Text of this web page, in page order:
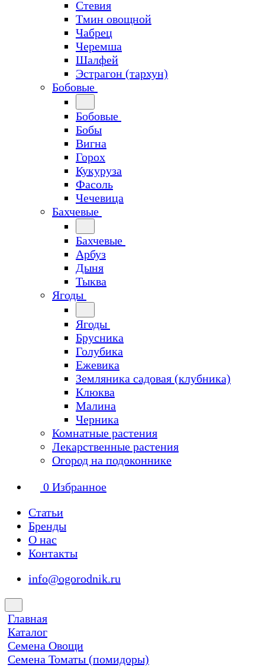
Стевия
Тмин овощной
Чабрец
Черемша
Шалфей
Эстрагон (тархун)
Бобовые
Бобовые
Бобы
Вигна
Горох
Кукуруза
Фасоль
Чечевица
Бахчевые
Бахчевые
Арбуз
Дыня
Тыква
Ягоды
Ягоды
Брусника
Голубика
Ежевика
Земляника садовая (клубника)
Клюква
Малина
Черника
Комнатные растения
Лекарственные растения
Огород на подоконнике
0 Избранное
Статьи
Бренды
О нас
Контакты
info@ogorodnik.ru
Главная
Каталог
Семена Овощи
Семена Томаты (помидоры)